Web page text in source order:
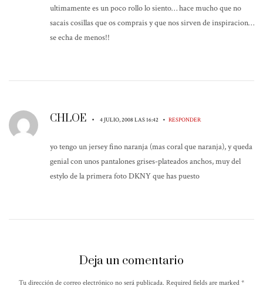
ultimamente es un poco rollo lo siento… hace mucho que no
sacais cosillas que os comprais y que nos sirven de inspiracion…
se echa de menos!!
CHLOE • 4 JULIO, 2008 LAS 16:42 • RESPONDER
yo tengo un jersey fino naranja (mas coral que naranja), y queda
genial con unos pantalones grises-plateados anchos, muy del
estylo de la primera foto DKNY que has puesto
Deja un comentario
Tu dirección de correo electrónico no será publicada. Required fields are marked *